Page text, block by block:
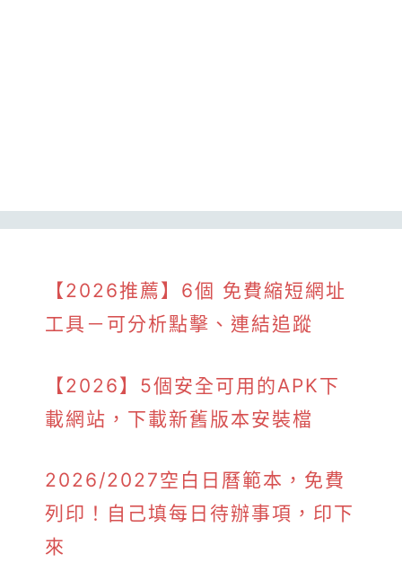
【2026推薦】6個 免費縮短網址
工具－可分析點擊、連結追蹤
【2026】5個安全可用的APK下
載網站，下載新舊版本安裝檔
2026/2027空白日曆範本，免費
列印！自己填每日待辦事項，印下
來